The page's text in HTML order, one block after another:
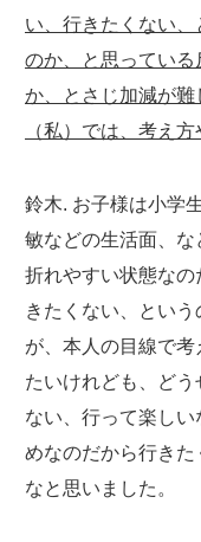
い、行きたくない
のか、と思っている
か、とさじ加減が
（私）では、考え
鈴木. お子様は小学
敏などの生活面、な
折れやすい状態な
きたくない、とい
が、本人の目線で
たいけれども、どう
ない、行って楽し
めなのだから行き
なと思いました。